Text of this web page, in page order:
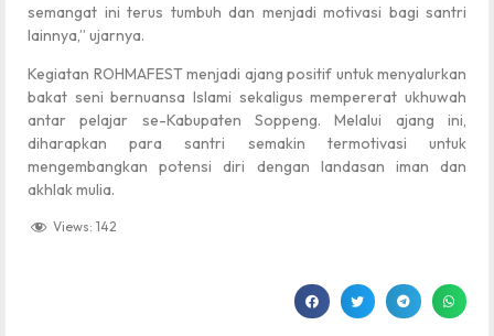
semangat ini terus tumbuh dan menjadi motivasi bagi santri
lainnya,” ujarnya.
Kegiatan ROHMAFEST menjadi ajang positif untuk menyalurkan
bakat seni bernuansa Islami sekaligus mempererat ukhuwah
antar pelajar se-Kabupaten Soppeng. Melalui ajang ini,
diharapkan para santri semakin termotivasi untuk
mengembangkan potensi diri dengan landasan iman dan
akhlak mulia.
Views: 142